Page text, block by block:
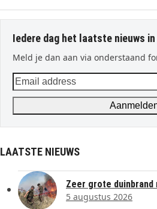
Iedere dag het laatste nieuws in
Meld je dan aan via onderstaand
Email
address
LAATSTE NIEUWS
Zeer grote duinbrand
5 augustus 2026